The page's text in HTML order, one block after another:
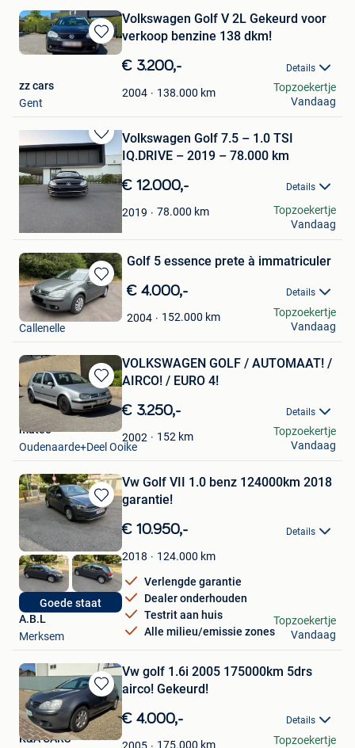
Bewaren
Favorieten
Volkswagen Golf V 2L Gekeurd voor
verkoop benzine 138 dkm!
€ 3.200,- Details
2004 138.000 km
zz cars
Gent
Topzoekertje
Vandaag
Bewaren
Mijn
Favorieten
Volkswagen Golf 7.5 – 1.0 TSI
IQ.DRIVE – 2019 – 78.000 km
€ 12.000,- Details
2019 78.000 km
Topzoekertje
Vandaag
Bewaren
in
Mijn
Golf 5 essence prete à immatriculer
€ 4.000,- Details
2004 152.000 km
WM Cars services
Callenelle
Topzoekertje
Vandaag
Bewaren
in
Mijn
Favorieten
VOLKSWAGEN GOLF / AUTOMAAT! /
AIRCO! / EURO 4!
€ 3.250,- Details
2002 152 km
mateo
Oudenaarde+Deel Ooike
Topzoekertje
Vandaag
Bewaren
in
Mijn
Favorieten
Goede staat
Vw Golf VII 1.0 benz 124000km 2018
garantie!
€ 10.950,- Details
2018 124.000 km
Verlengde garantie
Dealer onderhouden
Testrit aan huis
Alle milieu/emissie zones
A.B.L
Merksem
Topzoekertje
Vandaag
Bewaren
in
Mijn
Favorieten
Vw golf 1.6i 2005 175000km 5drs
airco! Gekeurd!
€ 4.000,- Details
175.000 km
K&A CARS
Topzoekertje